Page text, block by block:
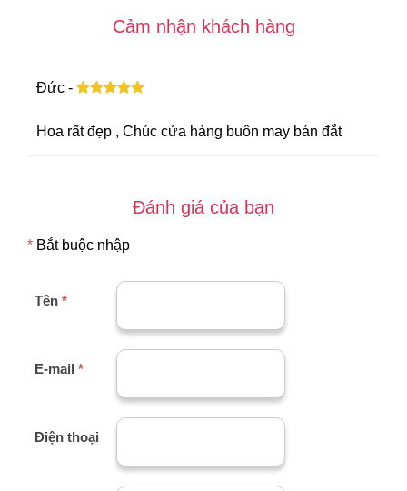
Cảm nhận khách hàng
Đức -
Hoa rất đẹp , Chúc cửa hàng buôn may bán đắt
Đánh giá của bạn
* Bắt buộc nhập
Tên *
E-mail *
Điện thoại